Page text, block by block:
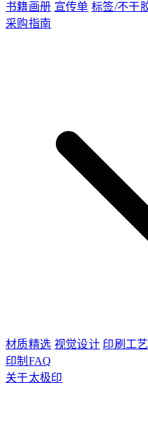
书籍画册 宣传单 标签/不干
采购指南
材质精选 视觉设计 印刷工艺
印制FAQ
关于太极印